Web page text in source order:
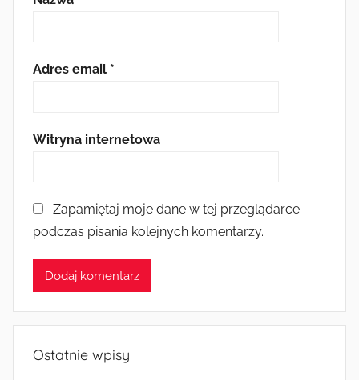
Adres email *
Witryna internetowa
Zapamiętaj moje dane w tej przeglądarce
podczas pisania kolejnych komentarzy.
Ostatnie wpisy